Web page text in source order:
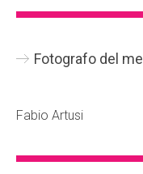
Fotografo del
Fabio Artusi